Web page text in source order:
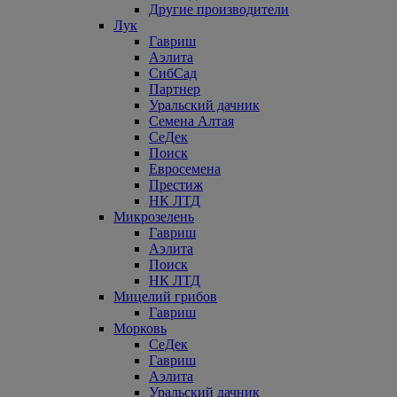
Другие производители
Лук
Гавриш
Аэлита
СибСад
Партнер
Уральский дачник
Семена Алтая
СеДек
Поиск
Евросемена
Престиж
НК ЛТД
Микрозелень
Гавриш
Аэлита
Поиск
НК ЛТД
Мицелий грибов
Гавриш
Морковь
СеДек
Гавриш
Аэлита
Уральский дачник